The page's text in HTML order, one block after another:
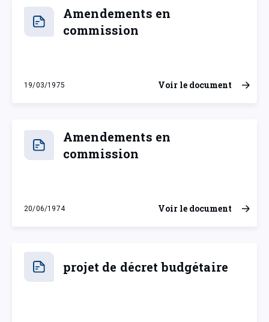
Amendements en
commission
19/03/1975
mercredi 19 mars 1975
Voir le document
Amendements en
commission
20/06/1974
jeudi 20 juin 1974
Voir le document
projet de décret budgétaire